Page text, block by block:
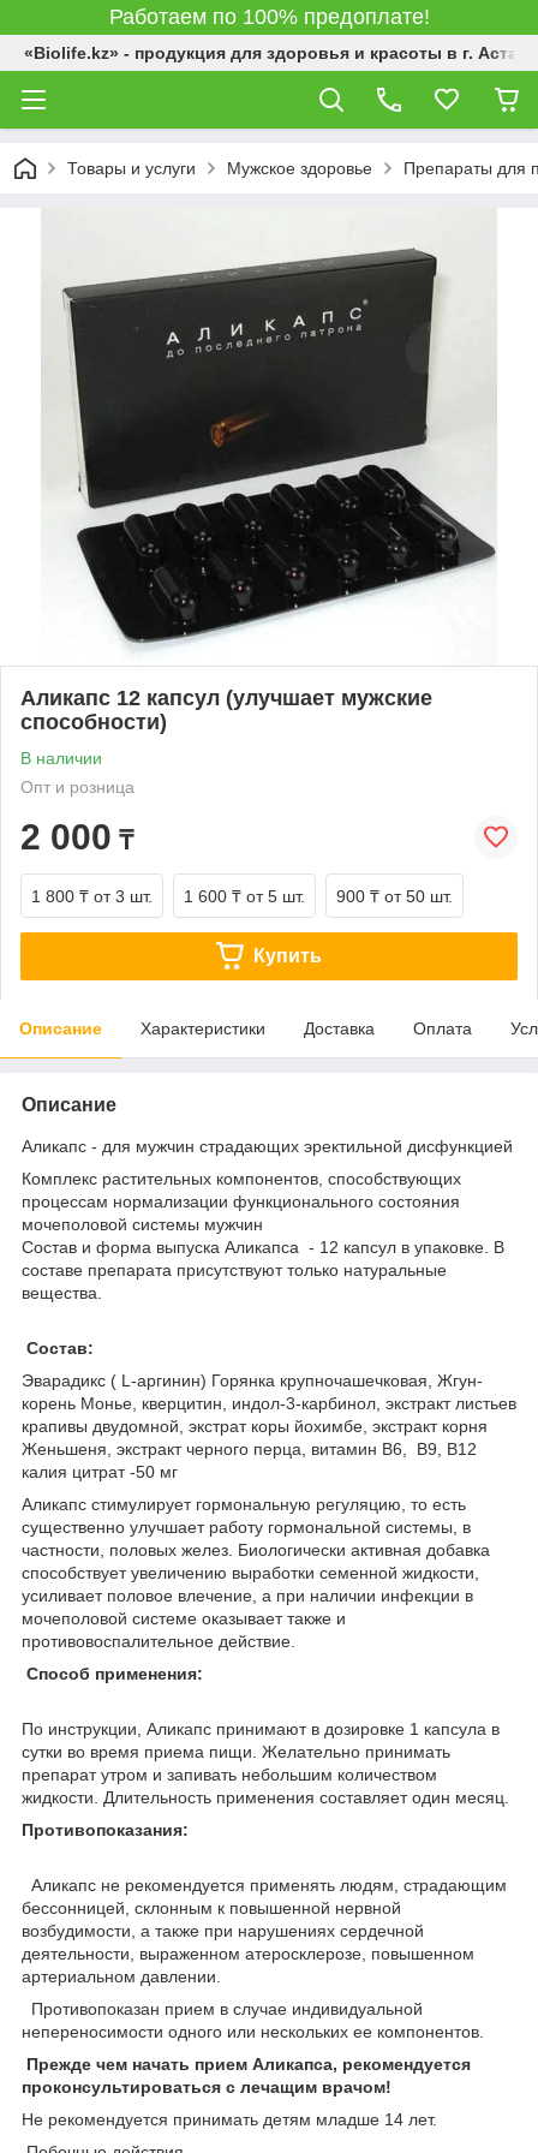
Работаем по 100% предоплате!
«Biolife.kz» - продукция для здоровья и красоты в г. Астана
Товары и услуги Мужское здоровье Препараты для
Аликапс 12 капсул (улучшает мужские
способности)
В наличии
Опт и розница
2 000 ₸
1 800 ₸ от 3 шт. 1 600 ₸ от 5 шт. 900 ₸ от 50 шт.
Купить
Описание Характеристики Доставка Оплата
Описание
Аликапс - для мужчин страдающих эректильной дисфункцией
Комплекс растительных компонентов, способствующих
процессам нормализации функционального состояния
мочеполовой системы мужчин
Состав и форма выпуска Аликапса - 12 капсул в упаковке. В
составе препарата присутствуют только натуральные
вещества.
Состав:
Эварадикс ( L-аргинин) Горянка крупночашечковая, Жгун-
корень Монье, кверцитин, индол-3-карбинол, экстракт листьев
крапивы двудомной, экстрат коры йохимбе, экстракт корня
Женьшеня, экстракт черного перца, витамин В6, В9, В12
калия цитрат -50 мг
Аликапс стимулирует гормональную регуляцию, то есть
существенно улучшает работу гормональной системы, в
частности, половых желез. Биологически активная добавка
способствует увеличению выработки семенной жидкости,
усиливает половое влечение, а при наличии инфекции в
мочеполовой системе оказывает также и
противовоспалительное действие.
Способ применения:
По инструкции, Аликапс принимают в дозировке 1 капсула в
сутки во время приема пищи. Желательно принимать
препарат утром и запивать небольшим количеством
жидкости. Длительность применения составляет один месяц.
Противопоказания:
Аликапс не рекомендуется применять людям, страдающим
бессонницей, склонным к повышенной нервной
возбудимости, а также при нарушениях сердечной
деятельности, выраженном атеросклерозе, повышенном
артериальном давлении.
Противопоказан прием в случае индивидуальной
непереносимости одного или нескольких ее компонентов.
Прежде чем начать прием Аликапса, рекомендуется
проконсультироваться с лечащим врачом!
Не рекомендуется принимать детям младше 14 лет.